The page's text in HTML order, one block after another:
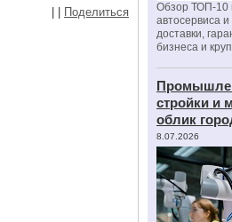
Поделиться
Обзор ТОП-10
автосервиса
доставки,
бизнеса и
стройки и
облик
8.07.2026